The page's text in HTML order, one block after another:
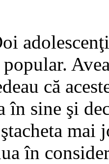
că
în sine şi
în